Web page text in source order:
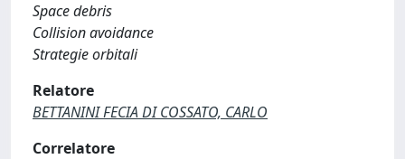
Space debris
Collision avoidance
Strategie orbitali
Relatore
BETTANINI FECIA DI COSSATO, CARLO
Correlatore